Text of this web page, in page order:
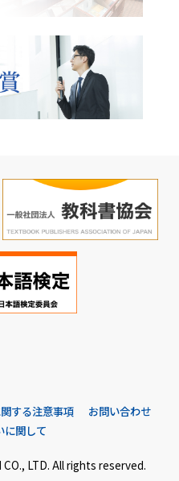
する注意事項
お問い合わせ
に関して
LTD. All rights reserved.